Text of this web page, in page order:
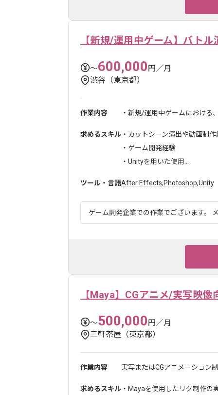
【新規/運用中ゲーム】バト
〜600,000円／月
渋谷（東京都）
作業内容 ・新規/運用中ゲームにおける
求めるスキル ・カットシーン演出や動画制作
・ゲーム開発経験
・Unityを用いた使用...
ツール・言語After Effects,Photoshop,Unity
ゲーム開発企業での作業でございます。
【Maya】CGアニメ/実写映像
〜500,000円／月
三軒茶屋（東京都）
作業内容 実写またはCGアニメーション
求めるスキル ・Mayaを使用したリグ制作の